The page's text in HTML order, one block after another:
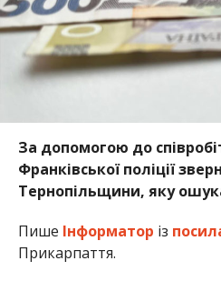
За допомогою до
Франківської поліції
Тернопільщини, яку
Пише Інформатор із
Прикарпаття.